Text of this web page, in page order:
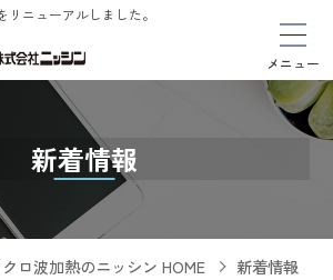
ニューアルしました。
メニュー
新着情報
ロ波加熱のニッシン HOME
新着情報